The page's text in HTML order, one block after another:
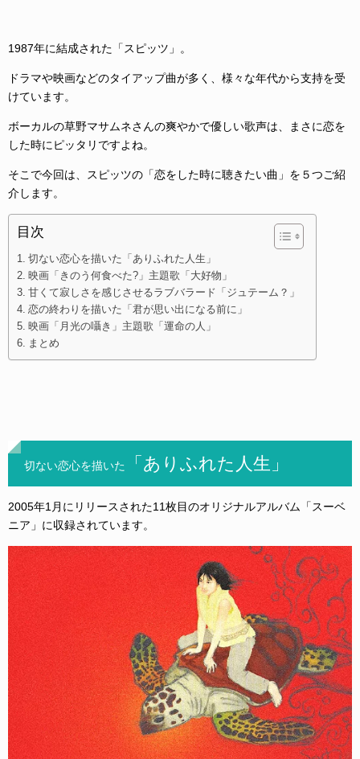
1987年に結成された「スピッツ」。
ドラマや映画などのタイアップ曲が多く、様々な年代から支持を受
けています。
ボーカルの草野マサムネさんの爽やかで優しい歌声は、まさに恋を
した時にピッタリですよね。
そこで今回は、スピッツの「恋をした時に聴きたい曲」を５つご紹
介します。
目次
切ない恋心を描いた「ありふれた人生」
映画「きのう何食べた?」主題歌「大好物」
甘くて寂しさを感じさせるラブバラード「ジュテーム？」
恋の終わりを描いた「君が思い出になる前に」
映画「月光の囁き」主題歌「運命の人」
まとめ
切ない恋心を描いた 「ありふれた人生」
2005年1月にリリースされた11枚目のオリジナルアルバム「スーベ
ニア」に収録されています。